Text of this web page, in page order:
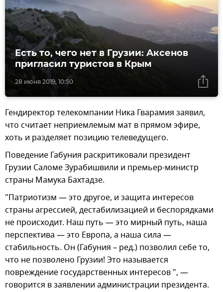
28 июня 2019, 10:50
Есть то, чего нет в Грузии: Аксенов
пригласил туристов в Крым
Гендиректор телекомпании Ника Гварамия заявил,
что считает неприемлемым мат в прямом эфире,
хоть и разделяет позицию телеведущего.
Поведение Габуния раскритиковали президент
Грузии Саломе Зурабишвили и премьер-министр
страны Мамука Бахтадзе.
"Патриотизм — это другое, и защита интересов
страны агрессией, дестабилизацией и беспорядками
не происходит. Наш путь — это мирный путь, наша
перспектива — это Европа, а наша сила —
стабильность. Он (Габуния – ред.) позволил себе то,
что не позволено Грузии! Это называется
повреждение государственных интересов ", —
говорится в заявлении администрации президента.